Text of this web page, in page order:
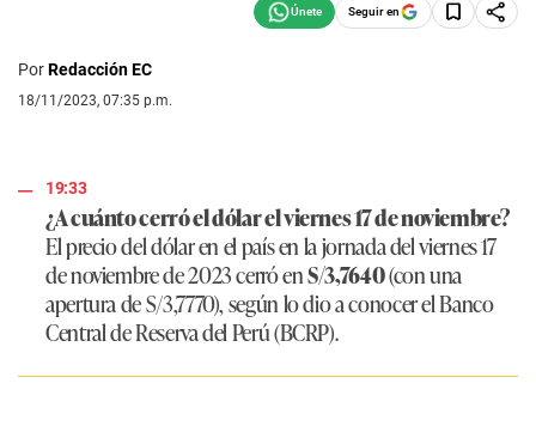
Seguir en
PorRedacción EC
18/11/2023, 07:35 p.m.
19:33
¿A cuánto cerró el dólar el viernes 17 de noviembre?
El precio del dólar en el país en la jornada del viernes 17
de noviembre de 2023 cerró enS/3,7640(con una
apertura de S/3,7770), según lo dio a conocer el Banco
Central de Reserva del Perú (BCRP).